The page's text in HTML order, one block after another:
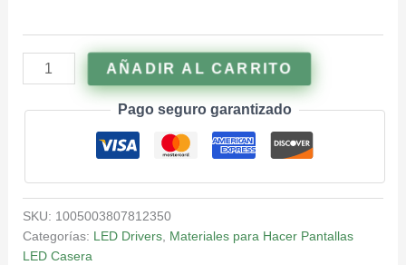
AÑADIR AL CARRITO
Pago seguro garantizado
SKU: 1005003807812350
Categorías: LED Drivers, Materiales para Hacer Pantallas
LED Casera